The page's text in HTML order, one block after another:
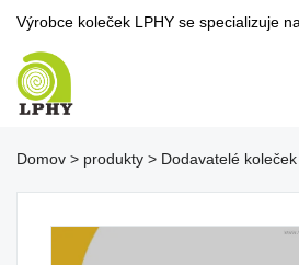
Výrobce koleček LPHY se specializuje
Domov > produkty > Dodavatelé